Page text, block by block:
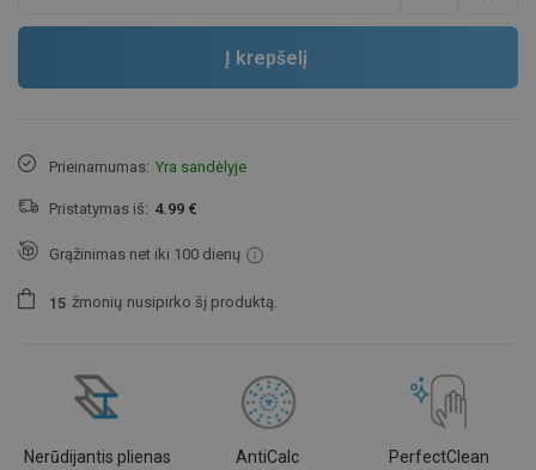
Į krepšelį
Prieinamumas: Yra sandėlyje
Pristatymas iš: 4.99 €
Grąžinimas net iki 100 dienų
1 5 žmonių nusipirko šį produktą.
Nerūdijantis plienas AntiCalc PerfectClean